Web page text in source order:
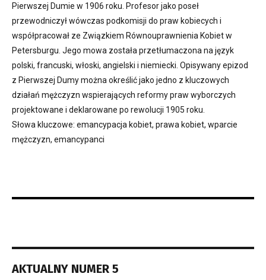
Pierwszej Dumie w 1906 roku. Profesor jako poseł
przewodniczył wówczas podkomisji do praw kobiecych i
współpracował ze Związkiem Równouprawnienia Kobiet w
Petersburgu. Jego mowa została przetłumaczona na język
polski, francuski, włoski, angielski i niemiecki. Opisywany epizod
z Pierwszej Dumy można określić jako jedno z kluczowych
działań mężczyzn wspierających reformy praw wyborczych
projektowane i deklarowane po rewolucji 1905 roku.
Słowa kluczowe: emancypacja kobiet, prawa kobiet, wparcie
mężczyzn, emancypanci
AKTUALNY NUMER 5